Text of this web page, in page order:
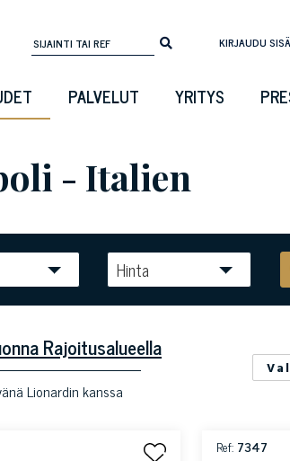
KIRJAUDU
PALVELUT YRITYS
- Italien
Hinta
Rajoitusalueella
Lionardin kanssa
Ref: 7347